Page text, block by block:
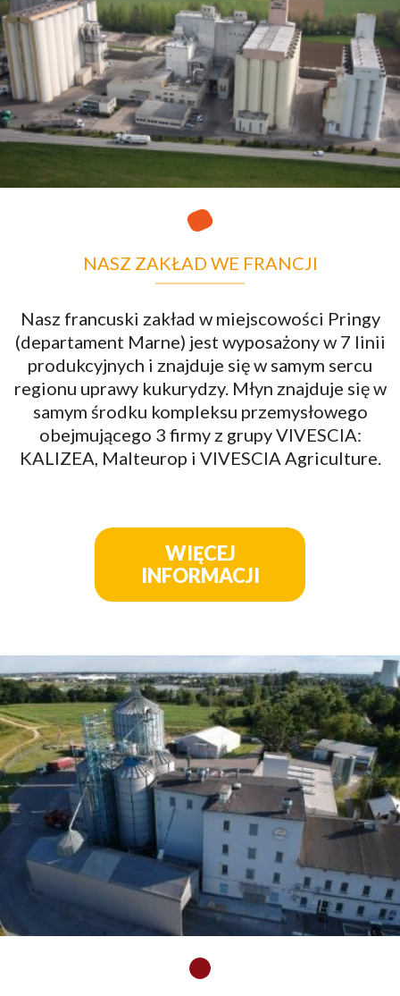
NASZ ZAKŁAD WE FRANCJI
Nasz francuski zakład w miejscowości Pringy
(departament Marne) jest wyposażony w 7 linii
produkcyjnych i znajduje się w samym sercu
regionu uprawy kukurydzy. Młyn znajduje się w
samym środku kompleksu przemysłowego
obejmującego 3 firmy z grupy VIVESCIA:
KALIZEA, Malteurop i VIVESCIA Agriculture.
WIĘCEJ
INFORMACJI